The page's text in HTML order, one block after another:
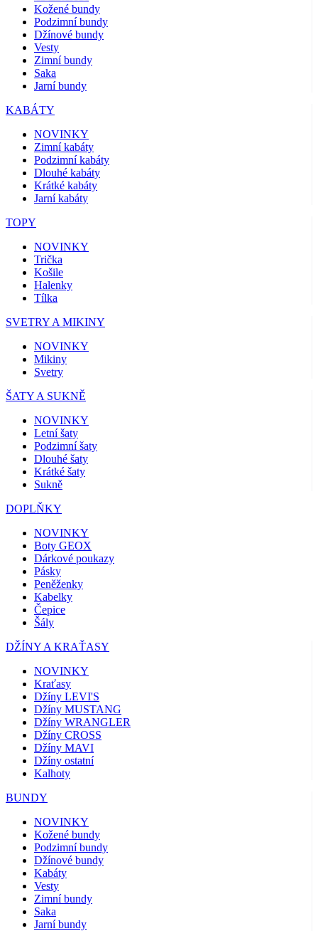
Kožené bundy
Podzimní bundy
Džínové bundy
Vesty
Zimní bundy
Saka
Jarní bundy
KABÁTY
NOVINKY
Zimní kabáty
Podzimní kabáty
Dlouhé kabáty
Krátké kabáty
Jarní kabáty
TOPY
NOVINKY
Trička
Košile
Halenky
Tílka
SVETRY A MIKINY
NOVINKY
Mikiny
Svetry
ŠATY A SUKNĚ
NOVINKY
Letní šaty
Podzimní šaty
Dlouhé šaty
Krátké šaty
Sukně
DOPLŇKY
NOVINKY
Boty GEOX
Dárkové poukazy
Pásky
Peněženky
Kabelky
Čepice
Šály
DŽÍNY A KRAŤASY
NOVINKY
Kraťasy
Džíny LEVI'S
Džíny MUSTANG
Džíny WRANGLER
Džíny CROSS
Džíny MAVI
Džíny ostatní
Kalhoty
BUNDY
NOVINKY
Kožené bundy
Podzimní bundy
Džínové bundy
Kabáty
Vesty
Zimní bundy
Saka
Jarní bundy